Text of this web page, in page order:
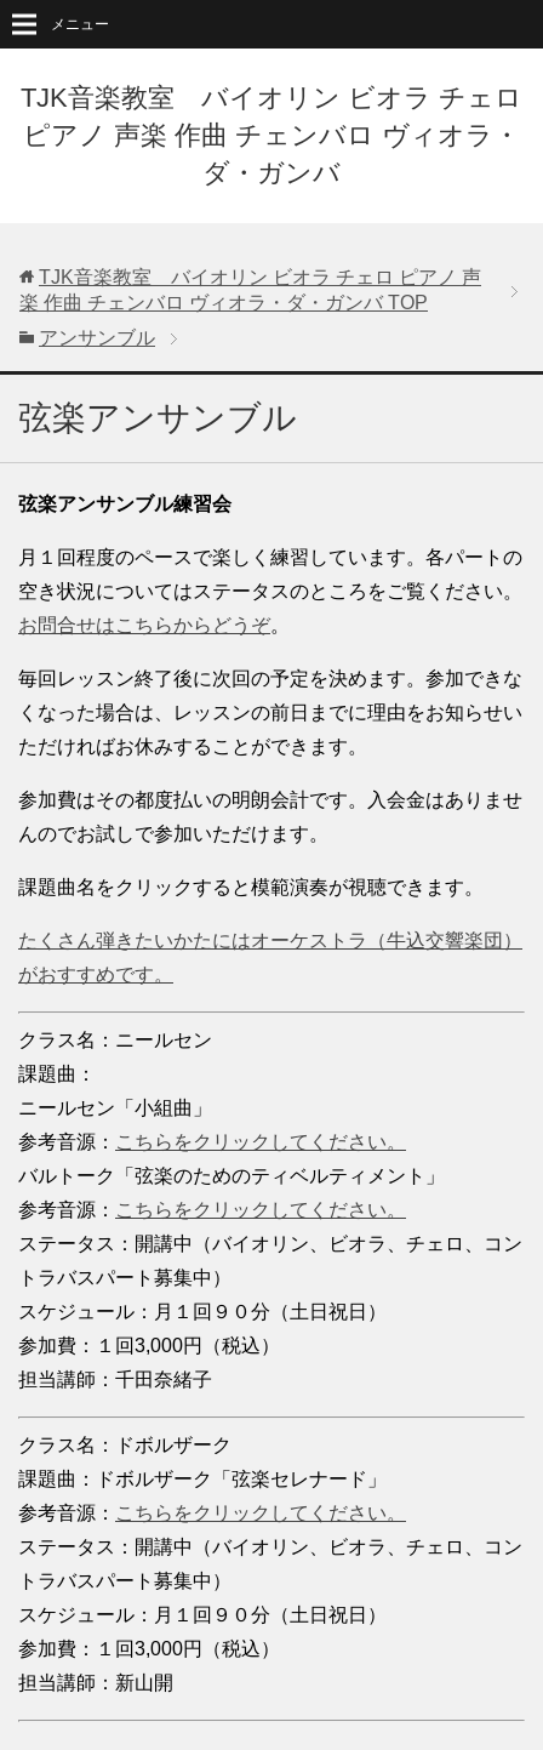
TJK音楽教室 バイオリン ビオラ チェロ
ピアノ 声楽 作曲 チェンバロ ヴィオラ・
ダ・ガンバ
メニュー
TJK音楽教室 バイオリン ビオラ チェロ ピアノ 声
楽 作曲 チェンバロ ヴィオラ・ダ・ガンバ TOP
アンサンブル
弦楽アンサンブル
弦楽アンサンブル練習会
月１回程度のペースで楽しく練習しています。各パートの
空き状況についてはステータスのところをご覧ください。
お問合せはこちらからどうぞ。
毎回レッスン終了後に次回の予定を決めます。参加できな
くなった場合は、レッスンの前日までに理由をお知らせい
ただければお休みすることができます。
参加費はその都度払いの明朗会計です。入会金はありませ
んのでお試しで参加いただけます。
課題曲名をクリックすると模範演奏が視聴できます。
たくさん弾きたいかたにはオーケストラ（牛込交響楽団）
がおすすめです。
クラス名：ニールセン
課題曲：
ニールセン「小組曲」
参考音源： こちらをクリックしてください。
バルトーク「弦楽のためのティベルティメント」
参考音源： こちらをクリックしてください。
ステータス：開講中（バイオリン、ビオラ、チェロ、コン
トラバスパート募集中）
スケジュール：月１回９０分（土日祝日）
参加費：１回3,000円（税込）
担当講師：千田奈緒子
クラス名：ドボルザーク
課題曲：ドボルザーク「弦楽セレナード」
参考音源： こちらをクリックしてください。
ステータス：開講中（バイオリン、ビオラ、チェロ、コン
トラバスパート募集中）
スケジュール：月１回９０分（土日祝日）
参加費：１回3,000円（税込）
担当講師：新山開